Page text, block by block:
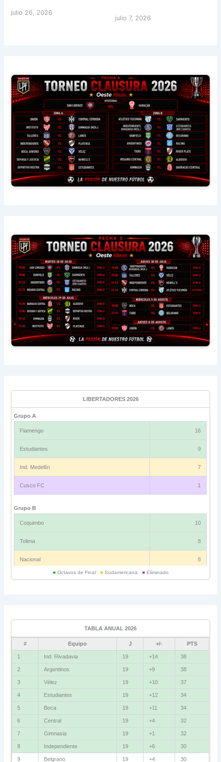
julio 26, 2026
julio 7, 2026
LIBERTADORES 2026
Grupo A
Flamengo 16
Estudiantes 9
Ind. Medellín 7
Cusco FC 1
Grupo B
Coquimbo 10
Tolima 8
Nacional 8
Bolívar 5
La Guaira
Grupo D
U. Católica
Cruzeiro 11
Boca Jrs.
■Octavos de Final ■Sudamericana ■Eliminado
TABLA ANUAL 2026
# Equipo J +/- PTS
1 Ind. Rivadavia 19 +14 38
2 Argentinos 19 +9 38
3 Vélez 19 +10 37
4 Estudiantes 19 +12 34
5 Boca 19 +11 34
6 Central 19 +4 32
7 Gimnasia 19 +1 32
8 Independiente 19 +6 30
9 Belgrano 19 +4 30